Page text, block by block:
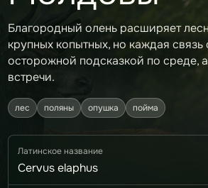
Благородный олень расширяет
крупных копытных, но каждая связь
осторожной подсказкой по среде,
встречи.
лес поляны опушка пойма
Латинское название
Cervus elaphus